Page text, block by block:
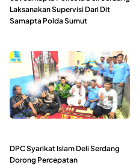
Laksanakan Supervisi Dari Dit
Samapta Polda Sumut
DPC Syarikat Islam Deli Serdang
Dorong Percepatan